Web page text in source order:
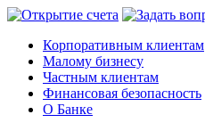
Корпоративным клиентам
Малому бизнесу
Частным клиентам
Финансовая безопасность
О Банке